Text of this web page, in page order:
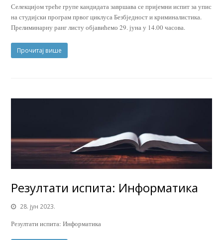
Селекцијом треће групе кандидата завршава се пријемни испит за упис
на студијски програм првог циклуса Безбједност и криминалистика.
Прелиминарну ранг листу објавићемо 29. јуна у 14.00 часова.
Прочитај више
Резултати испита: Информатика
28. јун 2023.
Резултати испита: Информатика